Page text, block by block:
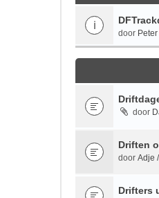
door
door
Driften
door Adje
Drifters